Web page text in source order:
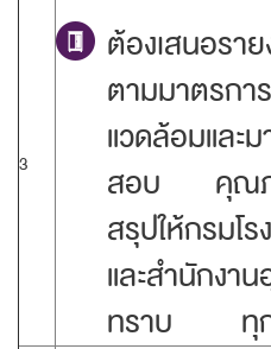
3
ต้องเสนอรา
ตามมาตรกา
แวดล้อมและ
สอบ คุณภา
สรุปให้กรมโ
และสำนักงา
ทราบ ทุก